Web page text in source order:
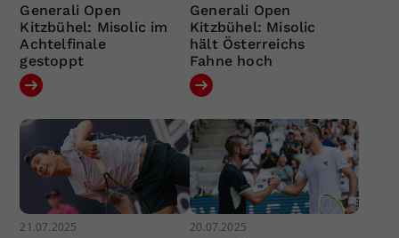
Generali Open
Kitzbühel: Misolic im
Achtelfinale
gestoppt
Generali Open
Kitzbühel: Misolic
hält Österreichs
Fahne hoch
21.07.2025 20.07.2025